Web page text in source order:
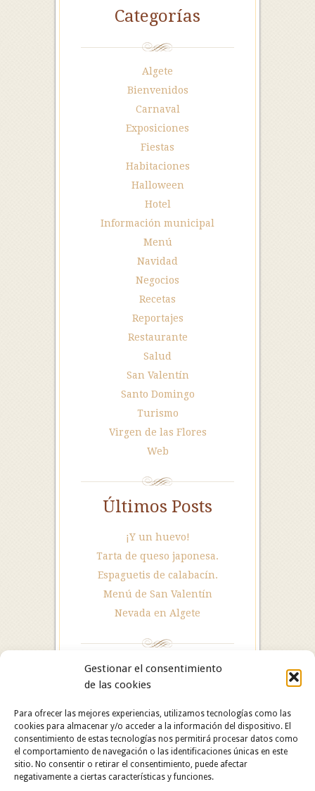
Gestionar el consentimiento
de las cookies
Para ofrecer las mejores experiencias, utilizamos tecnologías como las
cookies para almacenar y/o acceder a la información del dispositivo. El
consentimiento de estas tecnologías nos permitirá procesar datos como
el comportamiento de navegación o las identificaciones únicas en este
sitio. No consentir o retirar el consentimiento, puede afectar
negativamente a ciertas características y funciones.
Categorías
Algete
Bienvenidos
Carnaval
Exposiciones
Fiestas
Habitaciones
Halloween
Hotel
Información municipal
Menú
Navidad
Negocios
Recetas
Reportajes
Restaurante
Salud
San Valentín
Santo Domingo
Turismo
Virgen de las Flores
Web
Últimos Posts
¡Y un huevo!
Tarta de queso japonesa.
Espaguetis de calabacín.
Menú de San Valentín
Nevada en Algete